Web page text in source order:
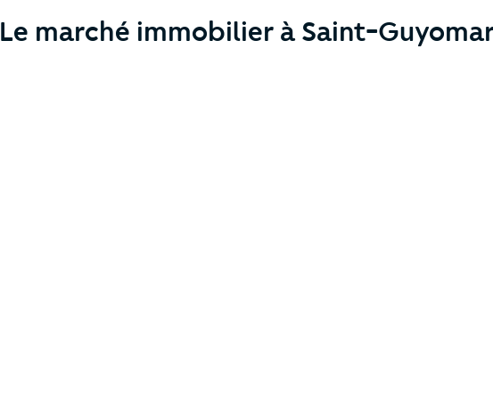
Le marché immobilier à Saint-